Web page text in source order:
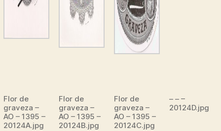
Flor de
graveza –
AO – 1395 –
20124A.jpg
Flor de
graveza –
AO – 1395 –
20124B.jpg
Flor de
graveza –
AO – 1395 –
20124C.jpg
– – –
20124D.jpg